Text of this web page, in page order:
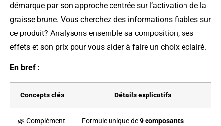
démarque par son approche centrée sur l’activation de la
graisse brune. Vous cherchez des informations fiables sur
ce produit? Analysons ensemble sa composition, ses
effets et son prix pour vous aider à faire un choix éclairé.
En bref :
Concepts clés Détails explicatifs
🌿 Complément
Formule unique de9 composants